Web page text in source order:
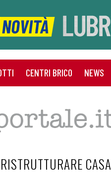
CENTRI BRICO NEWS
RISTRUTTURARE CASA